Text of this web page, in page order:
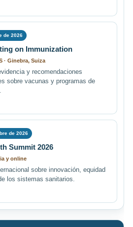
de 2026
on Immunization
· Ginebra, Suiza
y recomendaciones
sobre vacunas y programas de
de 2026
Summit 2026
y online
sobre innovación, equidad
los sistemas sanitarios.